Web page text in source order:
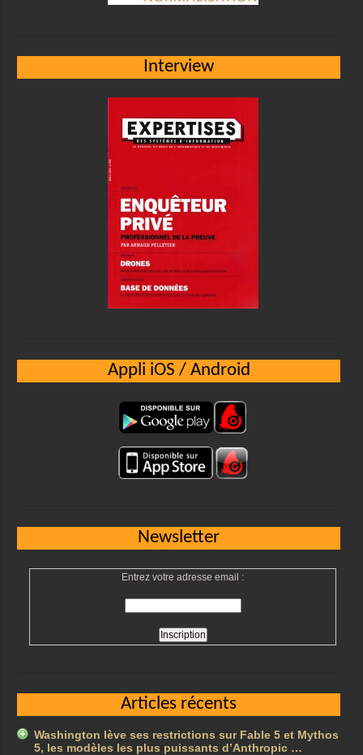
Interview
Appli iOS / Android
Newsletter
Entrez votre adresse email :
Articles récents
Washington lève ses restrictions sur Fable 5 et Mythos
5, les modèles les plus puissants d’Anthropic …